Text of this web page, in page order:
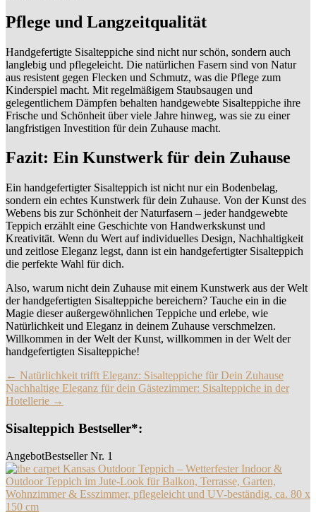
Pflege und Langzeitqualität
Handgefertigte Sisalteppiche sind nicht nur schön, sondern auch
langlebig und pflegeleicht. Die natürlichen Fasern sind von Natur
aus resistent gegen Flecken und Schmutz, was die Pflege zum
Kinderspiel macht. Mit regelmäßigem Staubsaugen und
gelegentlichem Dämpfen behalten handgewebte Sisalteppiche ihre
Frische und Schönheit über viele Jahre hinweg, was sie zu einer
langfristigen Investition für dein Zuhause macht.
Fazit: Ein Kunstwerk für dein Zuhause
Ein handgefertigter Sisalteppich ist nicht nur ein Bodenbelag,
sondern ein echtes Kunstwerk für dein Zuhause. Von der Kunst des
Webens bis zur Schönheit der Naturfasern – jeder handgewebte
Teppich erzählt eine Geschichte von Handwerkskunst und
Kreativität. Wenn du Wert auf individuelles Design, Nachhaltigkeit
und zeitlose Eleganz legst, dann ist ein handgefertigter Sisalteppich
die perfekte Wahl für dich.
Also, warum nicht dein Zuhause mit einem Kunstwerk aus der Welt
der handgefertigten Sisalteppiche bereichern? Tauche ein in die
Magie dieser außergewöhnlichen Teppiche und erlebe, wie
Natürlichkeit und Eleganz in deinem Zuhause verschmelzen.
Willkommen in der Welt der Kunst, willkommen in der Welt der
handgefertigten Sisalteppiche!
Beitragsnavigation
← Natürlichkeit trifft Eleganz: Sisalteppiche für Dein Zuhause
Nachhaltige Eleganz für dein Gästezimmer: Sisalteppiche in der
Hotellerie →
Sisalteppich Bestseller*:
AngebotBestseller Nr. 1